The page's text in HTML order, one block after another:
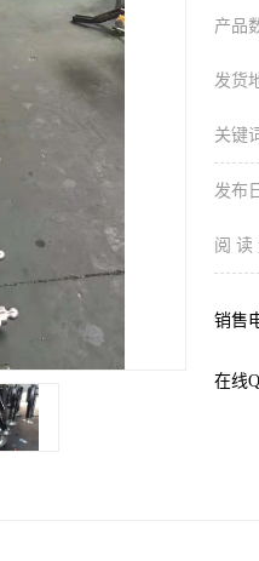
产品
发货
关键
发布
阅 读
销售
在线